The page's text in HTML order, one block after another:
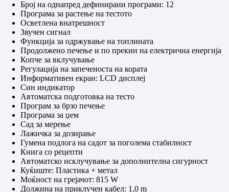
Број на oднапред дефинирани програми: 12
Програма за растење на тестото
Осветлена внатрешност
Звучен сигнал
Функција за одржување на топлината
Продолжено печење и по прекин на електрична енергија
Копче за вклучување
Регулација на запеченоста на кората
Информативен екран: LCD дисплеј
Син индикатор
Автоматска подготовка на тесто
Програм за брзо печење
Програма за џем
Сад за мерење
Лажичка за дозирање
Гумена подлога на садот за поголема стабилност
Книга со рецепти
Автоматско исклучување за дополнителна сигурност
Куќиште: Пластика + метал
Моќност на грејачот: 815 W
Должина на приклучен кабел: 1,0 m